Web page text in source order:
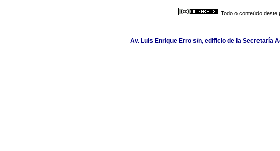
Todo o conteúdo deste
Av. Luis Enrique Erro s/n, edificio de la Secretaría